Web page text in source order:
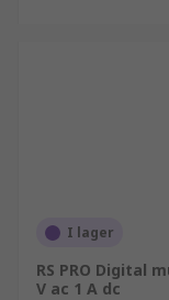
I lager
RS PRO Digital
V ac 1 A dc